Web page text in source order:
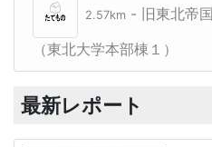
2.57km - 旧東北帝
（東北大学本部棟１）
最新レポート